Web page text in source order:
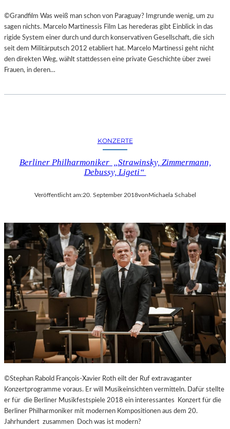
©Grandfilm Was weiß man schon von Paraguay? Imgrunde wenig, um zu
sagen nichts. Marcelo Martinessis Film Las herederas gibt Einblick in das
rigide System einer durch und durch konservativen Gesellschaft, die sich
seit dem Militärputsch 2012 etabliert hat. Marcelo Martinessi geht nicht
den direkten Weg, wählt stattdessen eine private Geschichte über zwei
Frauen, in deren…
KONZERTE
Berliner Philharmoniker „Strawinsky, Zimmermann,
Debussy, Ligeti“
Veröffentlicht am:20. September 2018vonMichaela Schabel
©Stephan Rabold François-Xavier Roth eilt der Ruf extravaganter
Konzertprogramme voraus. Er will Musikeinsichten vermitteln. Dafür stellte
er für die Berliner Musikfestspiele 2018 ein interessantes Konzert für die
Berliner Philharmoniker mit modernen Kompositionen aus dem 20.
Jahrhundert zusammen Doch was ist modern?